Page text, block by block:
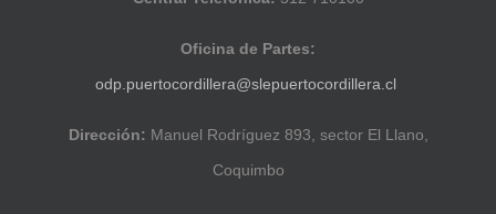
Oficina de Partes:
odp.puertocordillera@slepuertocordillera.cl
Dirección: Manuel Rodríguez 893, sector El Llano,
Coquimbo